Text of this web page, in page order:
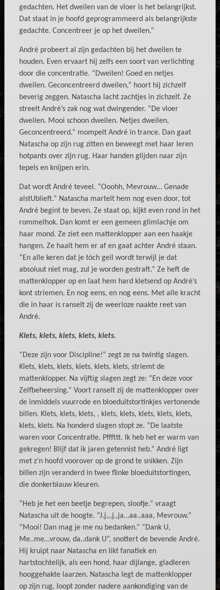
gedachten. Het dweilen van de vloer is het belangrijkst.
Dat staat in je hoofd geprogrammeerd als belangrijkste
gedachte. Concentreer je op het dweilen.”
André probeert al zijn gedachten bij het dweilen te
houden. Even ervaart hij zelfs een soort van verlichting
door die concentratie. “Dweilen! Goed en netjes
dweilen. Geconcentreerd dweilen,” hoort hij zichzelf
beverig zeggen. Natascha lacht zachtjes in zichzelf. Ze
streelt André’s zak nog wat dwingender. “De vloer
dweilen. Mooi schoon dweilen. Netjes dweilen,
Geconcentreerd.” mompelt André in trance. Dan gaat
Natascha op zijn rug zitten en beweegt met haar leren
hotpants over zijn rug. Haar handen glijden naar zijn
tepels en knijpen erin.
Dat wordt André teveel. “Ooohh, Mevrouw… Genade
alstUblieft.” Natascha martelt hem nog even door, tot
André begint te beven. Ze staat op, kijkt even rond in het
rommelhok. Dan komt er een gemeen glimlachje om
haar mond. Ze ziet een mattenklopper aan een haakje
hangen. Ze haalt hem er af en gaat achter André staan.
“En alle keren dat je tóch geil wordt terwijl je dat
absoluut niet mag, zul je worden gestraft.” Ze heft de
mattenklopper op en laat hem hard kletsend op André’s
kont striemen. En nog eens, en nog eens. Met alle kracht
die in haar is ranselt zij de weerloze naakte reet van
André.
Klets, klets, klets, klets, klets.
“Deze zijn voor Discipline!” zegt ze na twintig slagen.
Klets, klets, klets, klets, klets, klets, striemt de
mattenklopper. Na vijftig slagen zegt ze: “En deze voor
Zelfbeheersing.” Voort ranselt zij de mattenklopper over
de inmiddels vuurrode en bloeduitstortinkjes vertonende
billen. Klets, klets, klets, , klets, klets, klets, klets, klets,
klets, klets. Na honderd slagen stopt ze. “De laatste
waren voor Concentratie. Pfffttt. Ik heb het er warm van
gekregen! Blijf dat ik jaren getennist heb.” André ligt
met z’n hoofd voorover op de grond te snikken. Zijn
billen zijn veranderd in twee flinke bloeduitstortingen,
die donkerblauw kleuren.
“Heb je het een beetje begrepen, sloofje.” vraagt
Natascha uit de hoogte. “J.j,,,j,,ja…aa..aaa, Mevrouw.”
“Mooi! Dan mag je me nu bedanken.” “Dank U,
Me..me…vrouw, da..dank U”, snottert de bevende André.
Hij kruipt naar Natascha en likt fanatiek en
hartstochtelijk, als een hond, haar dijlange, gladleren
hooggehakte laarzen. Natascha legt de mattenklopper
op zijn rug, loopt zonder nadere aankondiging van de